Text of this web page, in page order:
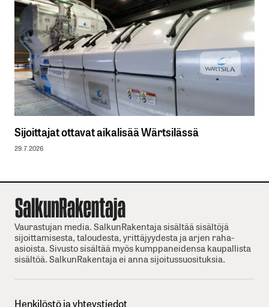
Sijoittajat ottavat aikalisää Wärtsilässä
29.7.2026
Vaurastujan media. SalkunRakentaja sisältää sisältöjä
sijoittamisesta, taloudesta, yrittäjyydesta ja arjen raha-
asioista. Sivusto sisältää myös kumppaneidensa kaupallista
sisältöä. SalkunRakentaja ei anna sijoitussuosituksia.
Henkilöstö ja yhteystiedot